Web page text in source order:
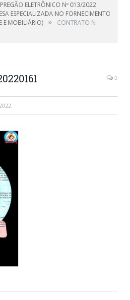
PREGÃO ELETRÔNICO Nº 013/2022
ESPECIALIZADA NO FORNECIMENTO
E MOBILIÁRIO) »
CONTRATO N
0